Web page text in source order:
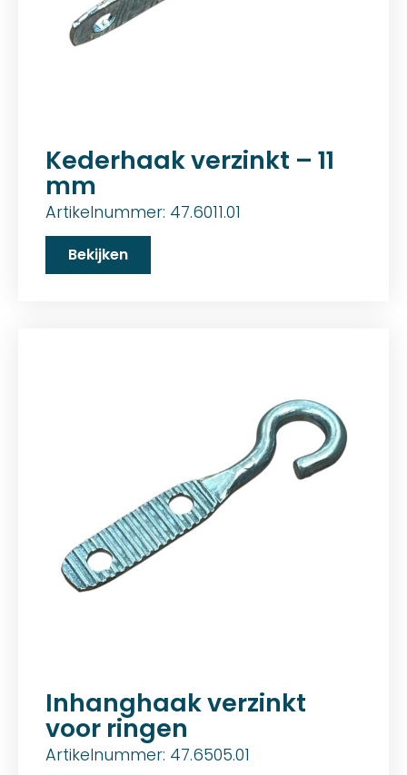
Kederhaak verzinkt – 11
mm
Artikelnummer: 47.6011.01
Bekijken
Inhanghaak verzinkt
voor ringen
Artikelnummer: 47.6505.01